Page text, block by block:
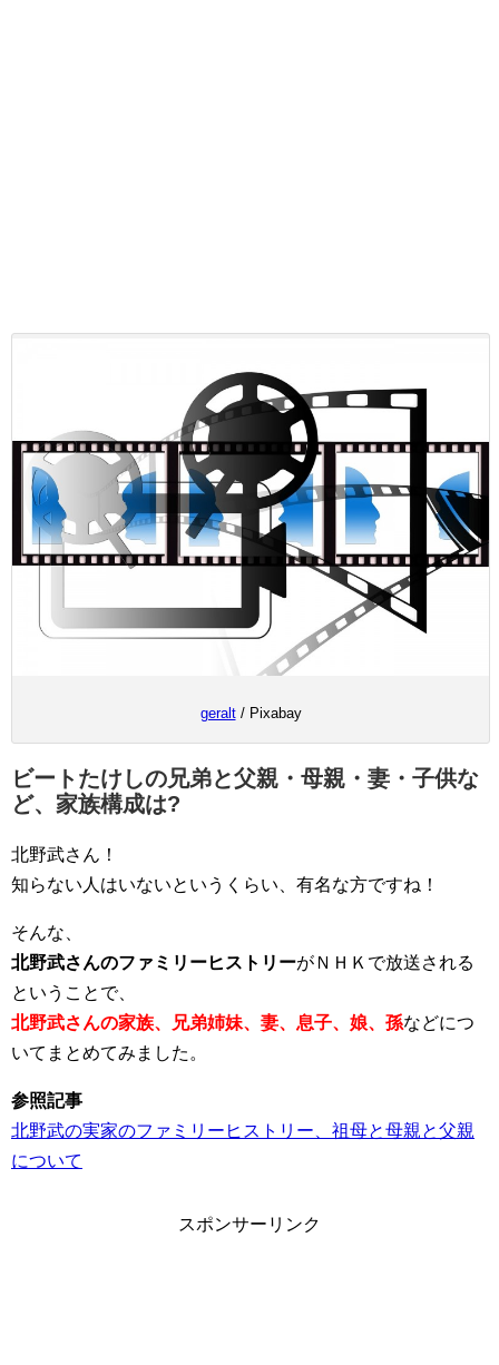
geralt/ Pixabay
ビートたけしの兄弟と父親・母親・妻・子供な
ど、家族構成は?
北野武さん！
知らない人はいないというくらい、有名な方ですね！
そんな、
北野武さんのファミリーヒストリーがＮＨＫで放送される
ということで、
北野武さんの家族、兄弟姉妹、妻、息子、娘、孫などにつ
いてまとめてみました。
参照記事
北野武の実家のファミリーヒストリー、祖母と母親と父親
について
スポンサーリンク